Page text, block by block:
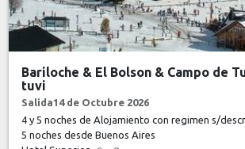
Bariloche & El Bolson & Campo de
tuvi
Salida14 de Octubre 2026
4 y 5 noches de Alojamiento con regimen s/
5 nochesdesde Buenos Aires